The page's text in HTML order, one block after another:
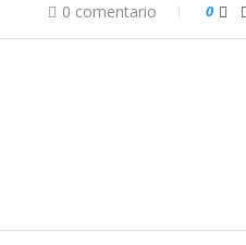
0 comentario 0